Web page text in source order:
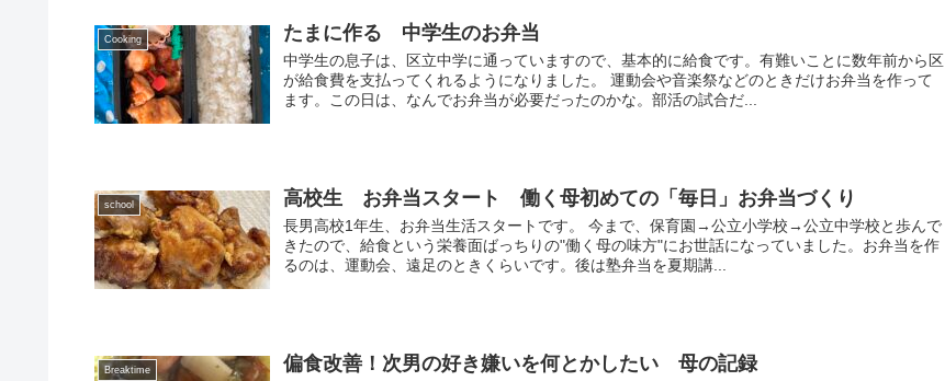
Cooking たまに作る 中学生のお弁当
中学生の息子は、区立中学に通っていますので、基本的に給食です。有難いことに数年前から区
が給食費を支払ってくれるようになりました。 運動会や音楽祭などのときだけお弁当を作って
ます。この日は、なんでお弁当が必要だったのかな。部活の試合だ...
school 高校生 お弁当スタート 働く母初めての「毎日」お弁当づくり
長男高校1年生、お弁当生活スタートです。 今まで、保育園→公立小学校→公立中学校と歩んで
きたので、給食という栄養面ばっちりの"働く母の味方"にお世話になっていました。お弁当を作
るのは、運動会、遠足のときくらいです。後は塾弁当を夏期講...
Breaktime 偏食改善！次男の好き嫌いを何とかしたい 母の記録